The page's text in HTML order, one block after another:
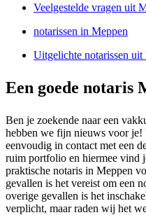
Veelgestelde vragen uit
notarissen in Meppen
Uitgelichte notarissen uit
Een goede notaris
Ben je zoekende naar een
hebben we fijn nieuws voor
eenvoudig in contact met een
ruim portfolio en hiermee vind
praktische notaris in Meppen
gevallen is het vereist om een
overige gevallen is het
verplicht, maar raden wij het